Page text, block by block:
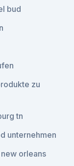
bud
zu
tn
unternehmen
orleans